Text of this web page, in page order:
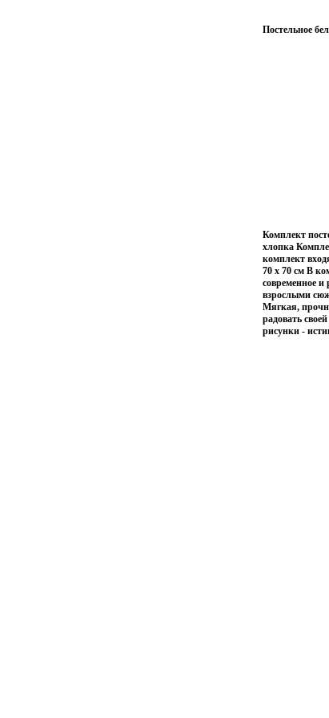
Постельное
Комплект
хлопка
комплект
70 х 70 см В
современное
взрослыми
Мягкая,
радовать
рисунки -